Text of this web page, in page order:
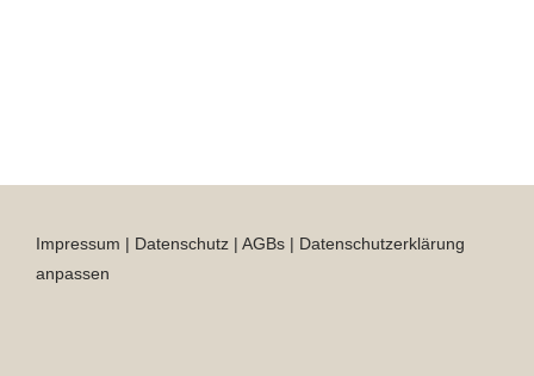
Impressum | Datenschutz | AGBs | Datenschutzerklärung
anpassen